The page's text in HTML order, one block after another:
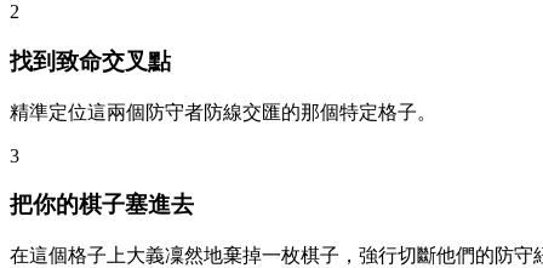
2
找到致命交叉點
精準定位這兩個防守者防線交匯的那個特定格子。
3
把你的棋子塞進去
在這個格子上大義凜然地棄掉一枚棋子，強行切斷他們的防守